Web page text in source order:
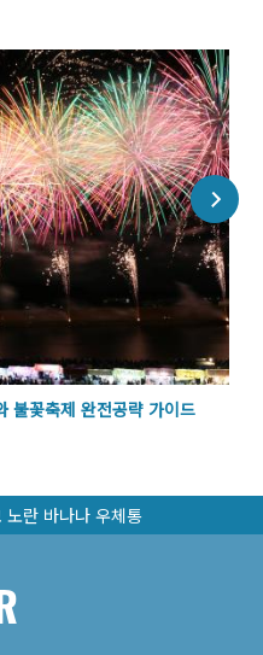
불꽃축제 완전공략 가이드
노란 바나나 우체통